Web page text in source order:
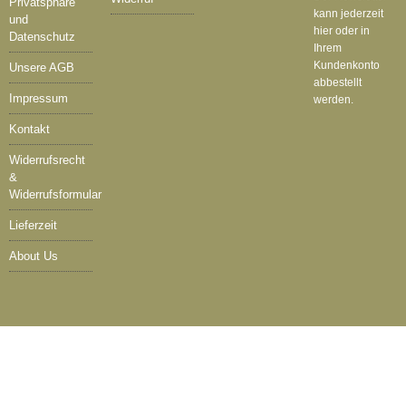
und
Datenschutz
Unsere AGB
Impressum
Kontakt
Widerrufsrecht
&
Widerrufsformular
Lieferzeit
About Us
kann jederzeit
hier oder in
Ihrem
Kundenkonto
abbestellt
werden.